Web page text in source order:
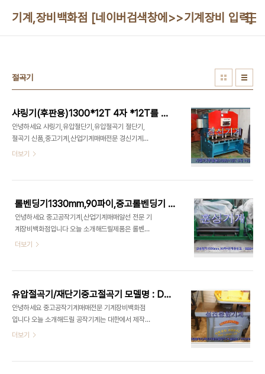
기계,장비백화점 [네이버검색창에>>기계장비 입
절곡기
샤링기(후판용)1300*12T 4자 *12T를 소개합니다
안녕하세요 샤링기,유압절단기,유압절곡기 절단기,
절곡기 신품,중고기계,산업기계매매전문 경신기계입
니다 높은품질,저렴한가격,믿을 수 있는 제품 경신기
오늘 소개해드린 샤링기는대성에서 제작한 샤링기
(후판용)1300*12T 4자 *12T를 소개합니다 샤링
기(후판용)은 중고샤링기 이므로 판매가 완료된 제품
일수도 있습니다 이점 양해바랍니다 경신기계 취급
품목 샤링기(후판용)1300*12T 4자 *12T은 다아
명 :[중고기계] 샤링기(후판용) - [제품번호 :
x1..
더보기
롤벤딩기1330mm,90파이,중고롤벤딩기 입니다
안녕하세요 중고공작기계,산업기계매매알선 전문 기
계장비백화점입니다 오늘 소개해드릴제품은 롤벤딩
기1330mm,90파이,중고롤벤딩기 입니다 롤벤딩
합니다 훈성기계 취급품목 롤벤딩기1330mm,90
파이,중고롤벤딩기 다아라기계장터 에서도 확인을
하실 수 있습니다 - 제품명 : [중고기계] 롤벤딩기
1330mm,90파이 - [제품번호 : 822241] - 기본
사양 : 롤벤딩기1330mm,90파이 - 모델명 : 롤벤
벤딩기 - 제품상태 : B급 (성능 양호) 롤벤딩기
더보기
유압절곡기/재단기중고절곡기 모델명 : DHC-3000-E형 소개합니다
안녕하세요 중고공작기계매매전문 기계장비백화점
입니다 오늘 소개해드릴 공작기계는 대한에서 제작
한 유압절곡기/재단기중고절곡기 모델명 : DHC-
더보기